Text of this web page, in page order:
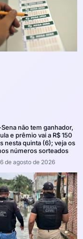
não tem ganhador,
e prêmio vai a R$ 150
nesta quinta (6); veja os
números sorteados
6 de agosto de 2026